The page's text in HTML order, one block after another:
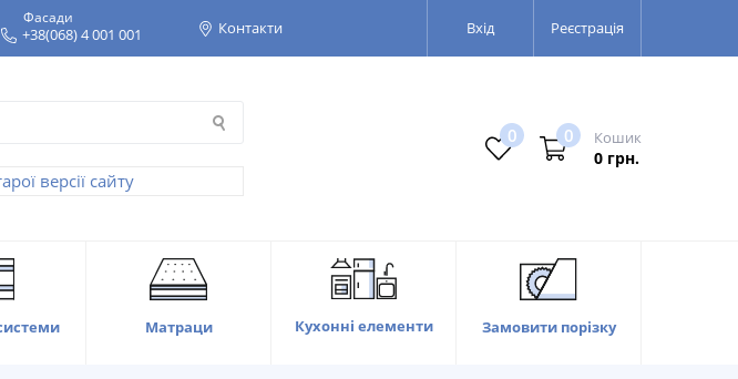
Фасади
+38(068) 4 001 001 Контакти Вхід Реєстрація
версії сайту
0 0 Кошик
0 грн.
Матраци Кухонні елементи Замовити порізку